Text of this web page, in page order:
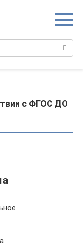
с ФГОС ДО